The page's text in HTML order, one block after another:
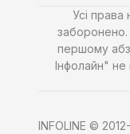
Усі
заборонено.
першому
Інфолайн"
INFOLINE ©